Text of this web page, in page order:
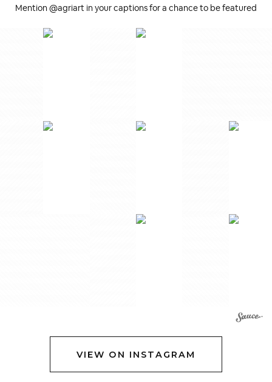
Mention @agriart in your captions for a chance to be featured
VIEW ON INSTAGRAM